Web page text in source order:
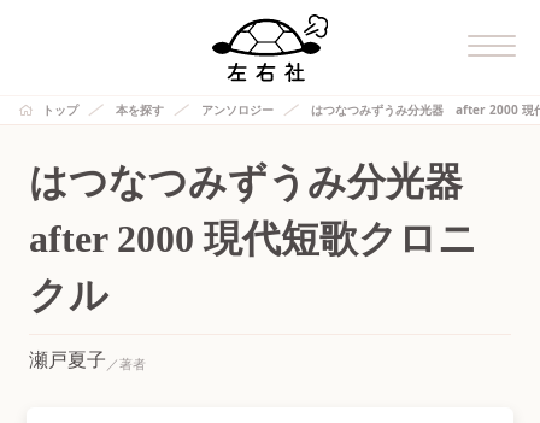
トップ 本を探す アンソロジー はつなつみずうみ分光器 after 2000 現
はつなつみずうみ分光器
after 2000 現代短歌クロニ
クル
瀬戸夏子